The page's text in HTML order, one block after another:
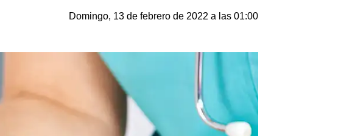
Domingo, 13 de febrero de 2022 a las 01:00